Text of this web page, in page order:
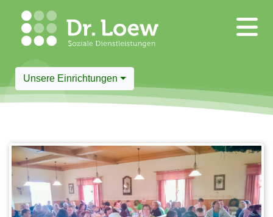
Unsere Einrichtungen